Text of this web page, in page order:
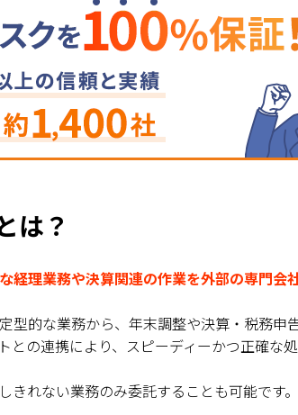
は？
経理業務や決算関連の作業を外部の専門会
型的な業務から、年末調整や決算・税務
の連携により、スピーディーかつ正確な
れない業務のみ委託することも可能です。